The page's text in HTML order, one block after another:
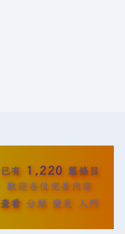
已有 1,220 篇條目
歡迎各位完善內容
查看 分類 變更 入門